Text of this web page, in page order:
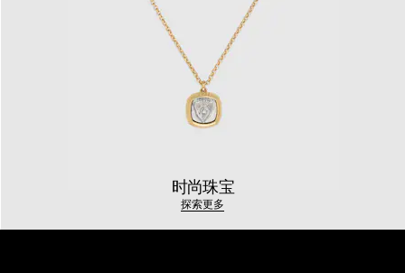
时尚珠宝
探索更多
Footer